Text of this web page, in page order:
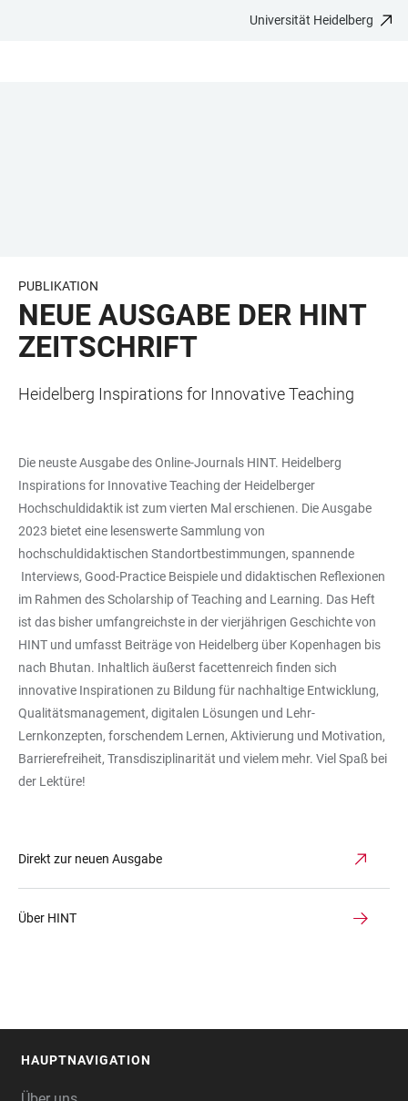
Universität Heidelberg
PUBLIKATION
NEUE AUSGABE DER HINT
ZEITSCHRIFT
Heidelberg Inspirations for Innovative Teaching
Die neuste Ausgabe des Online-Journals HINT. Heidelberg
Inspirations for Innovative Teaching der Heidelberger
Hochschuldidaktik ist zum vierten Mal erschienen. Die Ausgabe
2023 bietet eine lesenswerte Sammlung von
hochschuldidaktischen Standortbestimmungen, spannende
Interviews, Good-Practice Beispiele und didaktischen Reflexionen
im Rahmen des Scholarship of Teaching and Learning. Das Heft
ist das bisher umfangreichste in der vierjährigen Geschichte von
HINT und umfasst Beiträge von Heidelberg über Kopenhagen bis
nach Bhutan. Inhaltlich äußerst facettenreich finden sich
innovative Inspirationen zu Bildung für nachhaltige Entwicklung,
Qualitätsmanagement, digitalen Lösungen und Lehr-
Lernkonzepten, forschendem Lernen, Aktivierung und Motivation,
Barrierefreiheit, Transdisziplinarität und vielem mehr. Viel Spaß bei
der Lektüre!
Direkt zur neuen Ausgabe
Über HINT
HAUPTNAVIGATION